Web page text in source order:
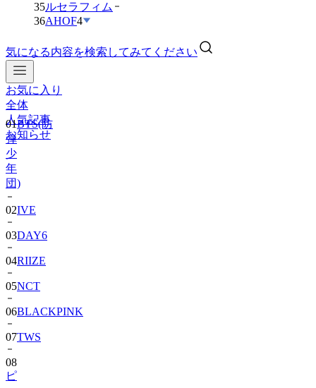
35ルセラフィム
36AHOF4
気になる内容を検索してみてください
お気に入り
全体
人気記事
お知らせ
01BTS(防
弾
少
年
団)
02 IVE
03DAY6
04RIIZE
05NCT
06BLACKPINK
07TWS
08
ピ
ョ
ン・